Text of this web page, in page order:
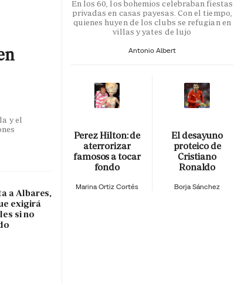
y el
a Albares,
exigirá
si no
En los 60, los bohemios celebraban fiestas
privadas en casas payesas. Con el tiempo,
quienes huyen de los clubs se refugian en
villas y yates de lujo
Antonio Albert
Perez Hilton: de
aterrorizar
famosos a tocar
fondo
Marina Ortiz Cortés
El desayuno
proteico de
Cristiano
Ronaldo
Borja Sánchez